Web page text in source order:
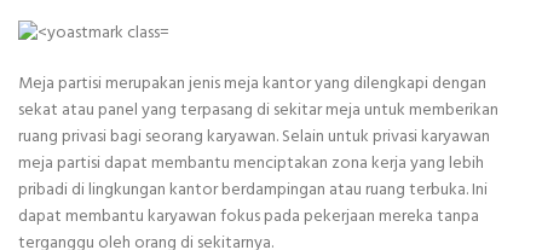
Meja partisi merupakan jenis meja kantor yang dilengkapi dengan
sekat atau panel yang terpasang di sekitar meja untuk memberikan
ruang privasi bagi seorang karyawan. Selain untuk privasi karyawan
meja partisi dapat membantu menciptakan zona kerja yang lebih
pribadi di lingkungan kantor berdampingan atau ruang terbuka. Ini
dapat membantu karyawan fokus pada pekerjaan mereka tanpa
terganggu oleh orang di sekitarnya.